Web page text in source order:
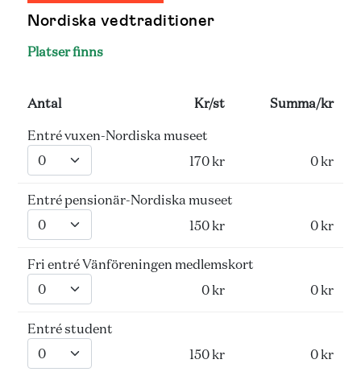
Nordiska vedtraditioner
Platser finns
Antal Kr/st
Summa/kr
Entré vuxen-Nordiska museet
170 kr
0 kr
Entré pensionär-Nordiska museet
150 kr
0 kr
Fri entré Vänföreningen medlemskort
0 kr
0 kr
Entré student
150 kr
0 kr